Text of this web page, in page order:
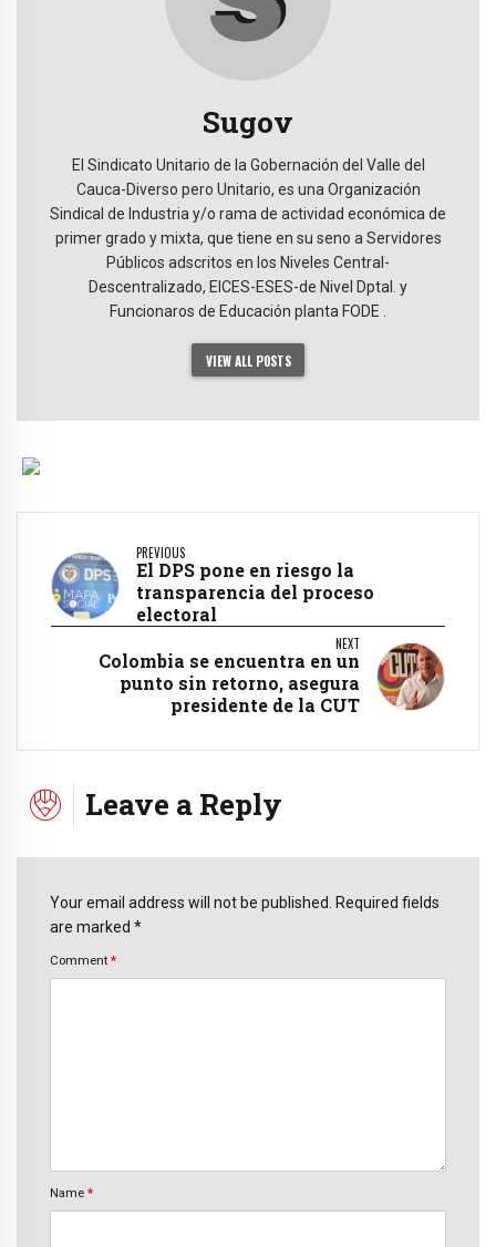
Sugov
El Sindicato Unitario de la Gobernación del Valle del
Cauca-Diverso pero Unitario, es una Organización
Sindical de Industria y/o rama de actividad económica de
primer grado y mixta, que tiene en su seno a Servidores
Públicos adscritos en los Niveles Central-
Descentralizado, EICES-ESES-de Nivel Dptal. y
Funcionaros de Educación planta FODE .
VIEW ALL POSTS
PREVIOUS
El DPS pone en riesgo la
transparencia del proceso
electoral
NEXT
Colombia se encuentra en un
punto sin retorno, asegura
presidente de la CUT
Leave a Reply
Your email address will not be published. Required fields
are marked *
Comment *
Name *